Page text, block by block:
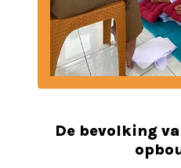
De bevolking